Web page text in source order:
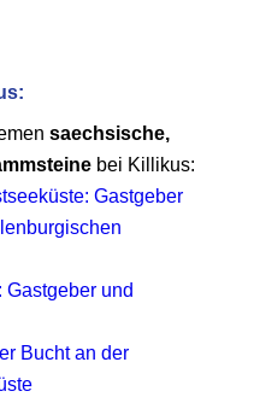
saechsische,
bei Killikus:
Gastgeber
und
Bucht an der